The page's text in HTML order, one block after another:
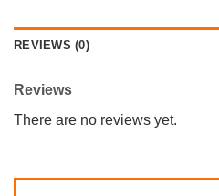
REVIEWS (0)
Reviews
There are no reviews yet.